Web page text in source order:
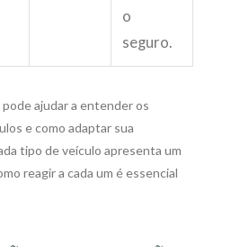
o
seguro.
ajudar a entender os
e como adaptar sua
tipo de veículo apresenta um
reagir a cada um é essencial